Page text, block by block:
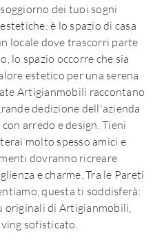
dei tuoi sogni
è lo spazio di casa
locale dove trascorri parte
lo spazio occorre che sia
estetico per una serena
Artigianmobili raccontano
dedizione dell'azienda
arredo e design. Tieni
molto spesso amici e
dovranno ricreare
e charme. Tra le Pareti
questa ti soddisferà:
originali di Artigianmobili,
sofisticato.